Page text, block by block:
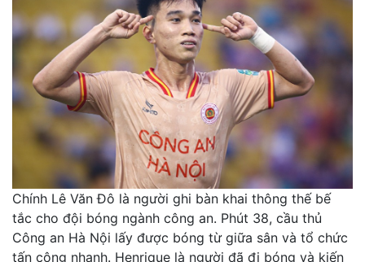
Chính Lê Văn Đô là người ghi bàn khai thông thế bế
tắc cho đội bóng ngành công an. Phút 38, cầu thủ
Công an Hà Nội lấy được bóng từ giữa sân và tổ chức
tấn công nhanh. Henrique là người đã đi bóng và kiến